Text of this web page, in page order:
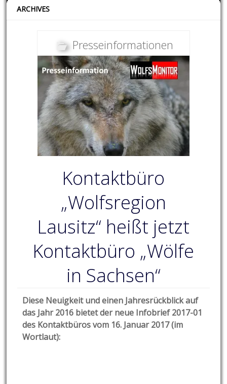
ARCHIVES
Presseinformationen
Kontaktbüro
„Wolfsregion
Lausitz“ heißt jetzt
Kontaktbüro „Wölfe
in Sachsen“
Diese Neuigkeit und einen Jahresrückblick auf
das Jahr 2016 bietet der neue Infobrief 2017-01
des Kontaktbüros vom 16. Januar 2017 (im
Wortlaut):